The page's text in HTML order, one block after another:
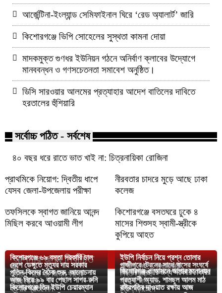
আর্জেন্টিনা-ইংল্যান্ড সেমিফাইনাল ঘিরে ‘রেড অ্যালার্ট’ জারি
কিশোরগঞ্জে ভিপি সোহেলের সুস্থতা কামনা দোয়া
মাদকমুক্ত গুণধর ইউনিয়ন গঠনে অনির্বাণ ক্লাবের উদ্যোগে
মানববন্ধন ও গণসচেতনতা সমাবেশ অনুষ্ঠিত।
ডিসি সারওয়ার আলমের প্রত্যাহার আদেশ বাতিলের দাবিতে
হরতালের হুঁশিয়ারি
সর্বোচ্চ পঠিত - সর্বশেষ
৪০ বছর ধরে রাতে ভাত খাই না: চিত্রনায়িকা রোজিনা
প্রাথমিকে নিয়োগ: দ্বিতীয় ধাপে
যেসব জেলা-উপজেলায় পরীক্ষা
নীরবতার চাদরে মুড়ে আছে ঢাকা
কলেজ
তফসিলকে স্বাগত জানিয়ে আনন্দ
মিছিল করবে আওয়ামী লীগ
কিশোরগঞ্জে বসতঘরে ঢুকে ৪
মাসের শিশুসহ স্বামী-স্ত্রীকে
কুপিয়ে আহত
আপনার জন্য নির্বাচিত
কিশোরগঞ্জে ৬৯ বস্তা সরকারি চাল
জব্দ
ইউপি নির্বাচন নিয়ে প্রশ্ন তোলার
সুযোগ নেই : প্রধানমন্ত্রী
দেশে ডেঙ্গুতে মৃত্যুর দায় সরকার
এড়াতে পারে না: জিএম কাদের
গাজীপুরে ট্রেনের সাথে বাসের সংঘর্ষে
নিহত বেড়ে ৫
পুতিন-কিমের বৈঠক শুরু, আলোচনায়
অস্ত্র বিক্রি
কিশোরগঞ্জবাসীর জন্য সরকারি চাকরির
সুযোগ, পদ ১৩০
আজ নিয়ে ৯৯ বার পেছাল সাগর-রুনি
হত্যার প্রতিবেদন
কিশোরগঞ্জ-৫ আসনে জাপার মনোনয়ন
প্রত্যাশী অ্যাড. শামছুল আলম মাঠ
চষে বেড়াচ্ছেন
কিশোরগঞ্জে তিন ইউপি চেয়ারম্যান
রাষ্ট্রপতির দাওয়াত রক্ষায় আজ